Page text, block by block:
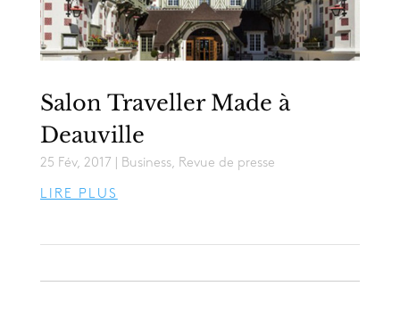
Salon Traveller Made à
Deauville
25 Fév, 2017 Business, Revue de presse
LIRE PLUS